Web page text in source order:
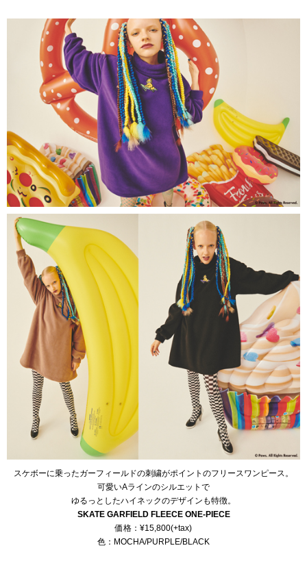
スケボーに乗ったガーフィールドの刺繍がポイントのフリースワンピース。
可愛いAラインのシルエットで
ゆるっとしたハイネックのデザインも特徴。
SKATE GARFIELD FLEECE ONE-PIECE
価格：¥15,800(+tax)
色：MOCHA/PURPLE/BLACK